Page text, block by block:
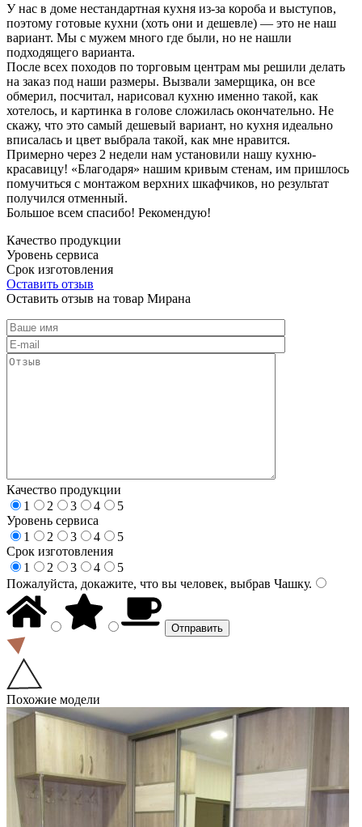
У нас в доме нестандартная кухня из-за короба и выступов,
поэтому готовые кухни (хоть они и дешевле) — это не наш
вариант. Мы с мужем много где были, но не нашли
подходящего варианта.
После всех походов по торговым центрам мы решили делать
на заказ под наши размеры. Вызвали замерщика, он все
обмерил, посчитал, нарисовал кухню именно такой, как
хотелось, и картинка в голове сложилась окончательно. Не
скажу, что это самый дешевый вариант, но кухня идеально
вписалась и цвет выбрала такой, как мне нравится.
Примерно через 2 недели нам установили нашу кухню-
красавицу! «Благодаря» нашим кривым стенам, им пришлось
помучиться с монтажом верхних шкафчиков, но результат
получился отменный.
Большое всем спасибо! Рекомендую!
Качество продукции
Уровень сервиса
Срок изготовления
Оставить отзыв
Оставить отзыв на товар Мирана
Качество продукции
1
2 3 4
5
Уровень сервиса
1
2 3 4
5
Срок изготовления
1
2 3 4
5
Пожалуйста, докажите, что вы человек, выбрав Чашку.
Похожие модели